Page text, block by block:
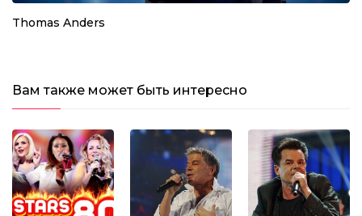
Thomas Anders
Вам также может быть интересно